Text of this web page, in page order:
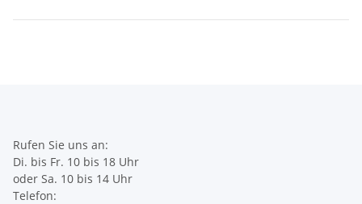
Rufen Sie uns an:
Di. bis Fr. 10 bis 18 Uhr
oder Sa. 10 bis 14 Uhr
Telefon: